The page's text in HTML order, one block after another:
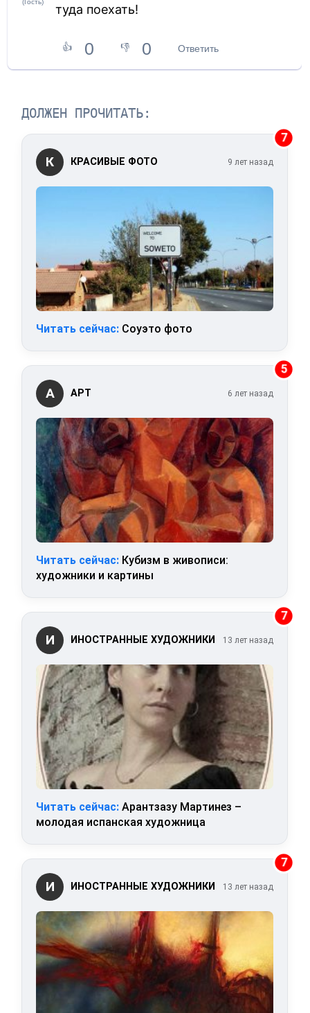
туда поехать!
👍 0 👎 0 Ответить
ДОЛЖЕН ПРОЧИТАТЬ:
7
К КРАСИВЫЕ ФОТО 9 лет назад
Читать сейчас: Соуэто фото
5
А АРТ 6 лет назад
Читать сейчас: Кубизм в живописи:
художники и картины
7
И ИНОСТРАННЫЕ ХУДОЖНИКИ 13 лет назад
Читать сейчас: Арантзазу Мартинез –
молодая испанская художница
7
И ИНОСТРАННЫЕ ХУДОЖНИКИ 13 лет назад